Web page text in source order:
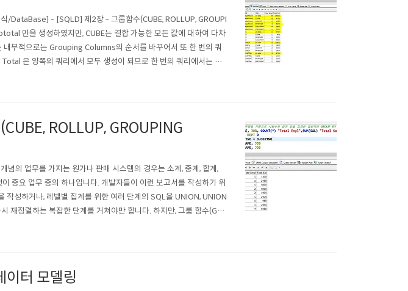
/DataBase] - [SQLD] 제2장 - 그룹함수(CUBE, ROLLUP, GROUPI
만을 생성하였지만, CUBE는 결합 가능한 모든 값에 대하여 다차
내부적으로는 Grouping Columns의 순서를 바꾸어서 또 한 번의 쿼
은 양쪽의 쿼리에서 모두 생성이 되므로 한 번의 쿼리에서는 제
대상이 많습니다. 이처럼 모든 경우에 대해서 Subtotal을 생성해
ROLLUP, GROUPING
념의 업무를 가지는 원가나 판매 시스템의 경우는 소계, 중계, 합계,
중요 업무 중의 하나입니다. 개발자들이 이런 보고서를 작성하기 위
작성하거나, 레벨별 집계를 위한 여러 단계의 SQL을 UNION, UNION
재정렬하는 복잡한 단계를 거쳐야만 합니다. 하지만, 그룹 함수(GR
이블을 한 번만 읽어서 빠르게 원하는 리포트를 작성할 수 있습니
이터 모델링